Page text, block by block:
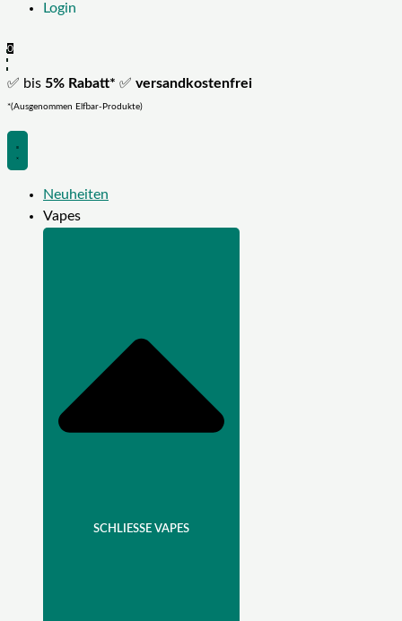
Login
0
✅ bis 5% Rabatt* ✅ versandkostenfrei
*(Ausgenommen Elfbar-Produkte)
Neuheiten
Vapes
SCHLIESSE VAPES